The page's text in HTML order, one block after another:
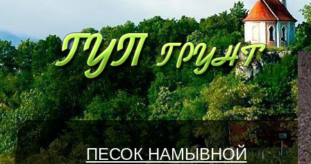
ПЕСОК НАМЫВНОЙ